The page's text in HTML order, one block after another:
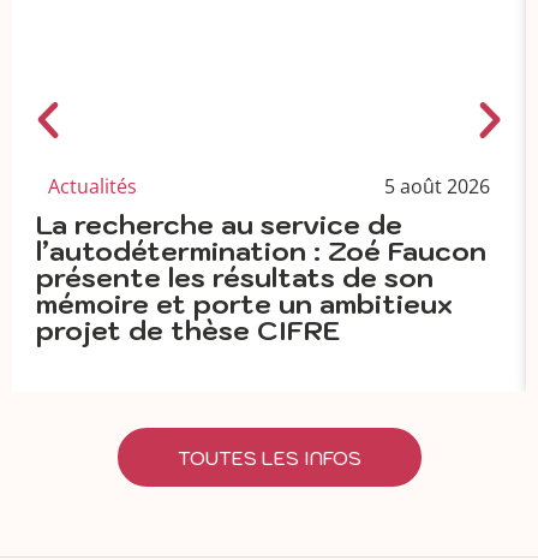
Actualités 5 août 2026
La recherche au service de
l’autodétermination : Zoé Faucon
présente les résultats de son
mémoire et porte un ambitieux
projet de thèse CIFRE
TOUTES LES INFOS